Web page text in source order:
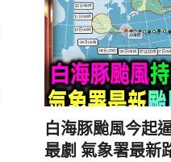
白海豚颱風今起
最劇 氣象署最新